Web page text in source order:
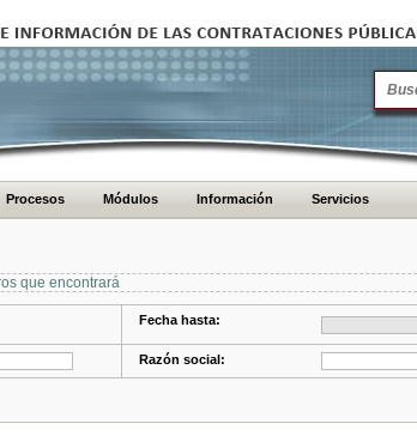
Procesos Módulos Información Servicios
que encontrará
Fecha hasta:
Razón social: